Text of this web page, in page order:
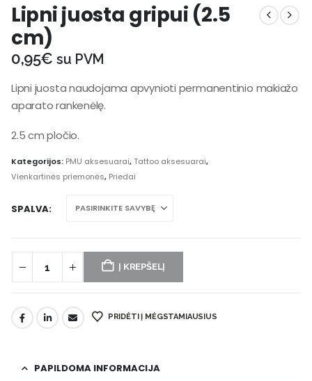
Lipni juosta gripui (2.5
cm)
0,95€ su PVM
Lipni juosta naudojama apvynioti permanentinio makiažo
aparato rankenėlę.
2.5 cm pločio.
Kategorijos: PMU aksesuarai,Tattoo aksesuarai,
Vienkartinės priemonės, Priedai
SPALVA
Į KREPŠELĮ
PRIDĖTI Į MĖGSTAMIAUSIUS
PAPILDOMA INFORMACIJA